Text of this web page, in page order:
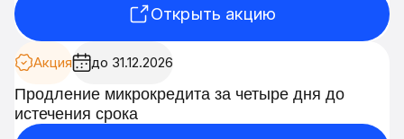
Открыть акцию
Акция до 31.12.2026
Продление микрокредита за четыре дня до
истечения срока